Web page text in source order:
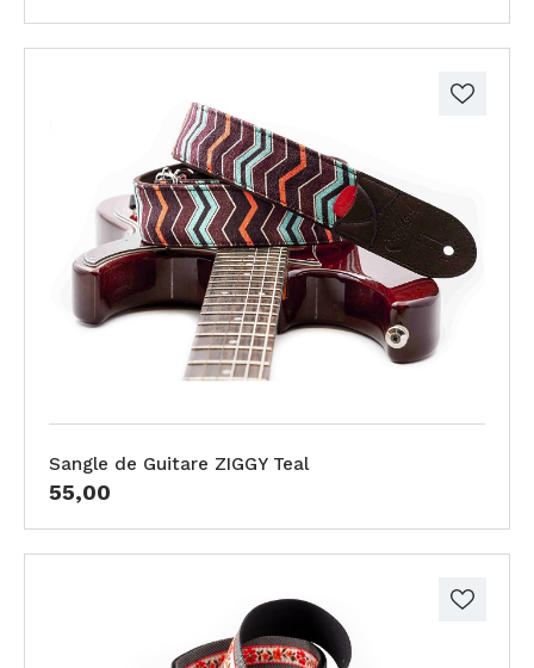
Sangle de Guitare ZIGGY Teal
55,00